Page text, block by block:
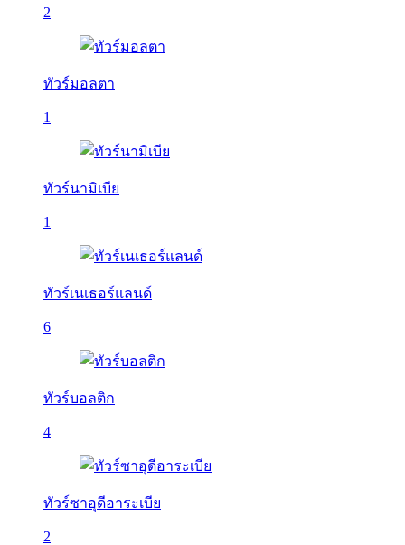
2
ทัวร์มอลตา
1
ทัวร์นามิเบีย
1
ทัวร์เนเธอร์แลนด์
6
ทัวร์บอลติก
4
ทัวร์ซาอุดีอาระเบีย
2